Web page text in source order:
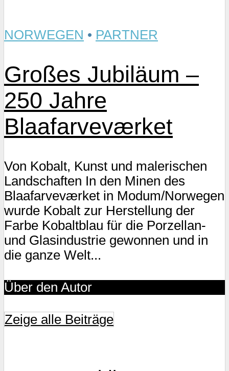
NORWEGEN • PARTNER
Großes Jubiläum –
250 Jahre
Blaafarveværket
Von Kobalt, Kunst und malerischen
Landschaften In den Minen des
Blaafarveværket in Modum/Norwegen
wurde Kobalt zur Herstellung der
Farbe Kobaltblau für die Porzellan-
und Glasindustrie gewonnen und in
die ganze Welt...
Über den Autor
Zeige alle Beiträge